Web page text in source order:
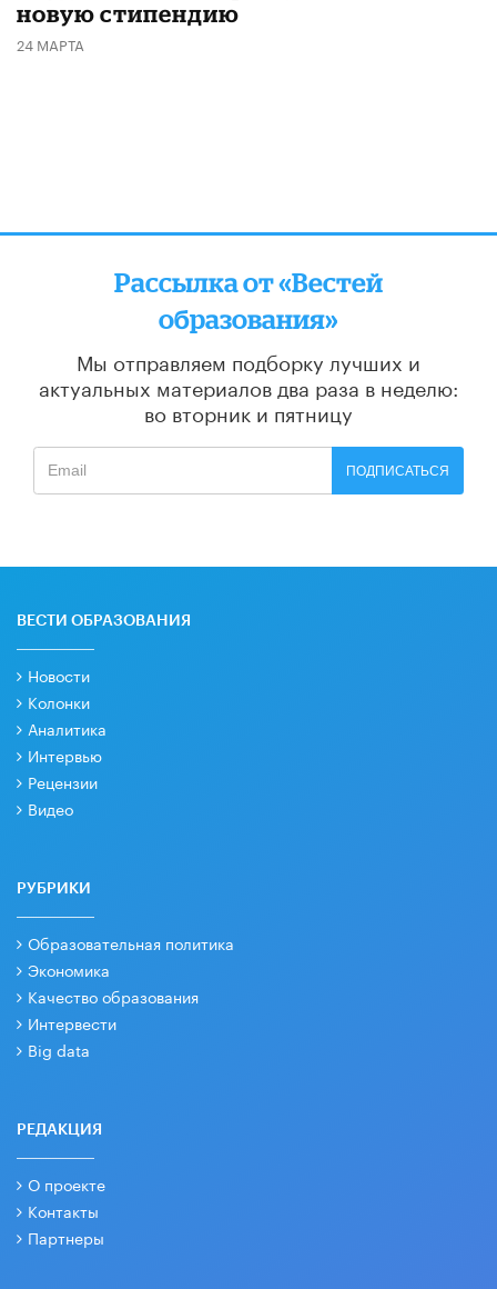
новую стипендию
24 МАРТА
Рассылка от «Вестей
образования»
Мы отправляем подборку лучших и
актуальных материалов два раза в неделю:
во вторник и пятницу
ПОДПИСАТЬСЯ
ВЕСТИ ОБРАЗОВАНИЯ
Новости
Колонки
Аналитика
Интервью
Рецензии
Видео
РУБРИКИ
Образовательная политика
Экономика
Качество образования
Интервести
Big data
РЕДАКЦИЯ
О проекте
Контакты
Партнеры